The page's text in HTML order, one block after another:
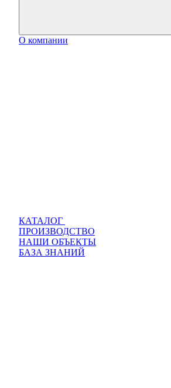
О компании
КАТАЛОГ
ПРОИЗВОДСТВО
НАШИ ОБЪЕКТЫ
БАЗА ЗНАНИЙ